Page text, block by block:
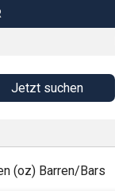
Jetzt suchen
(oz) Barren/Bars